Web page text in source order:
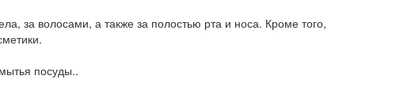
за волосами, а также за полостью рта и носа. Кроме того,
посуды..